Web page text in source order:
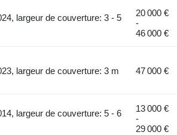
largeur de couverture: 3 - 5
20 000 €
-
46 000 €
largeur de couverture: 3 m 47 000 €
largeur de couverture: 5 - 6
13 000 €
-
29 000 €